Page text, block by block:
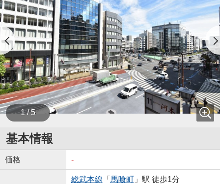
1 / 5
基本情報
価格 -
総武本線 「 馬喰町」駅 徒歩1分